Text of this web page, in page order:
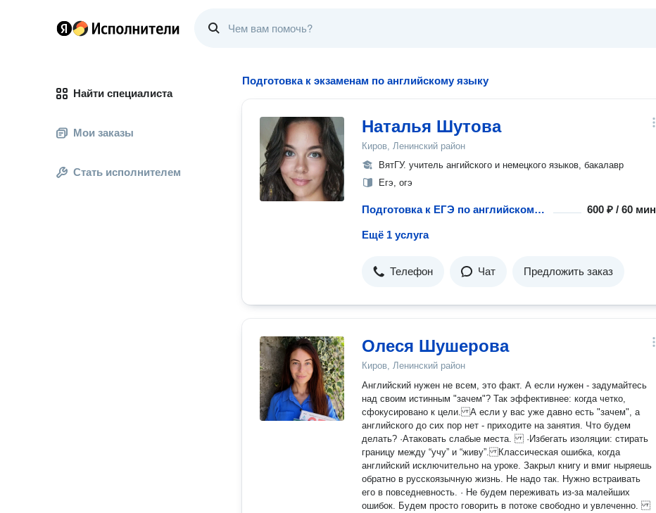
Найти специалиста
Мои заказы
Стать исполнителем
Подготовка к экзаменам по английскому языку
Наталья Шутова
Киров, Ленинский район
ВятГУ. учитель ангийского и немецкого языков, бакалавр
Егэ, огэ
Подготовка к ЕГЭ по английскому языку 600 ₽ / 60 мин
Ещё 1 услуга
Телефон Чат Предложить заказ
Олеся Шушерова
Киров, Ленинский район
Английский нужен не всем, это факт. А если нужен - задумайтесь
над своим истинным "зачем"? Так эффективнее: когда четко,
сфокусировано к цели. А если у вас уже давно есть "зачем", а
английского до сих пор нет - приходите на занятия. Что будем
делать? ·Атаковать слабые места. ·Избегать изоляции: стирать
границу между “учу” и “живу”. Классическая ошибка, когда
английский исключительно на уроке. Закрыл книгу и вмиг ныряешь
обратно в русскоязычную жизнь. Не надо так. Нужно встраивать
его в повседневность. · Не будем переживать из-за малейших
ошибок. Будем просто говорить в потоке свободно и увлеченно.